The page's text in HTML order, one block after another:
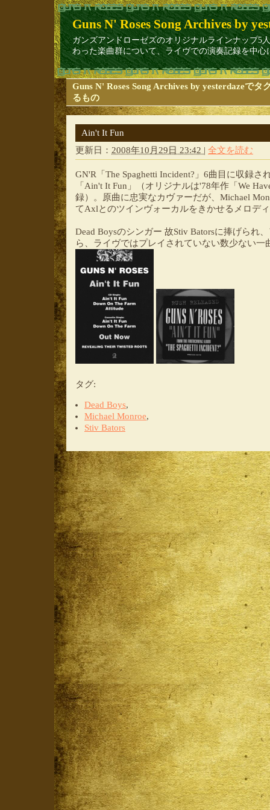
Guns N' Roses Song Archives by
ガンズアンドローゼズのオリジナルラインナップ5
わった楽曲群について、ライヴでの演奏記録を中
Guns N' Roses Song Archives by yesterdazeで
るもの
Ain't It Fun
更新日： 2008年10月29日 23:42 | 全文を読む
GN'R「The Spaghetti Incident?」6曲目に収録さ
「Ain't It Fun」（オリジナルは'78年作「We
録）。原曲に忠実なカヴァーだが、Michael
てAxlとのツインヴォーカルをきかせるメロデ
Dead Boysのシンガー 故Stiv Batorsに捧げられ
ら、ライヴではプレイされていない数少ない一
タグ:
Dead Boys,
Michael Monroe,
Stiv Bators